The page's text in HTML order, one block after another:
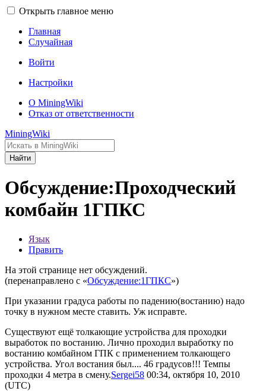
Открыть главное меню
Главная
Случайная
Войти
Настройки
О MiningWiki
Отказ от ответственности
MiningWiki
Найти
Обсуждение:Проходческий
комбайн 1ГПКС
Язык
Править
На этой странице нет обсуждений.
(перенаправлено с «Обсуждение:1ГПКС»)
При указании градуса работы по падению(востанию) надо
точку в нужном месте ставить. Уж исправте.
Существуют ещё толкающие устройства для проходки
выработок по востанию. Лично проходил выработку по
востанию комбайном ГПК с применением толкающего
устройства. Угол востания был.... 46 градусов!!! Темпы
проходки 4 метра в смену.Sergei58 00:34, октября 10, 2010
(UTC)